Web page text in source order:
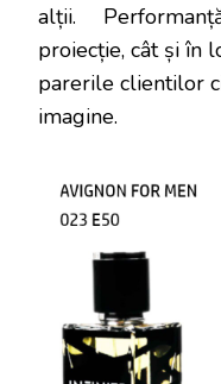
alții.
proiecție, cât și în
parerile clientilor
imagine.